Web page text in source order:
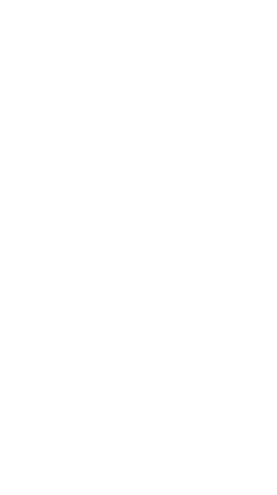
detenuti contro il caldo
non riscosse, il comune di Arezzo punta
comunale
30 Luglio 2026